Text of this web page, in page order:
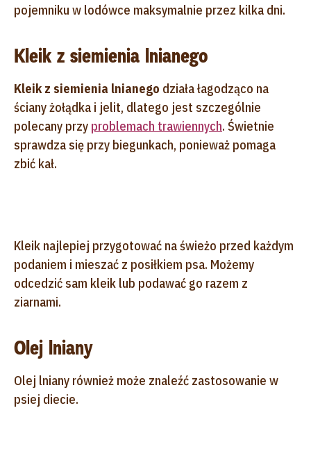
pojemniku w lodówce maksymalnie przez kilka dni.
Kleik z siemienia lnianego
Kleik z siemienia lnianego działa łagodząco na
ściany żołądka i jelit, dlatego jest szczególnie
polecany przy problemach trawiennych. Świetnie
sprawdza się przy biegunkach, ponieważ pomaga
zbić kał.
Kleik najlepiej przygotować na świeżo przed każdym
podaniem i mieszać z posiłkiem psa. Możemy
odcedzić sam kleik lub podawać go razem z
ziarnami.
Olej lniany
Olej lniany również może znaleźć zastosowanie w
psiej diecie.